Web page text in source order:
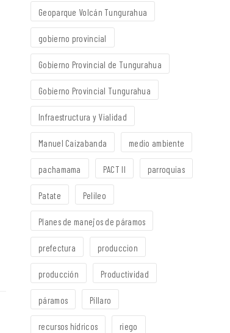
Geoparque Volcán Tungurahua
gobierno provincial
Gobierno Provincial de Tungurahua
Gobierno Provincial Tungurahua
Infraestructura y Vialidad
Manuel Caizabanda medio ambiente
pachamama PACT II parroquias
Patate Pelileo
Planes de manejos de páramos
prefectura produccion
producción Productividad
páramos Píllaro
recursos hídricos riego